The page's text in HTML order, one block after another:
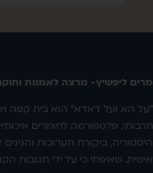
מרים ליפשיץ- מרצה לאמנות
"על הא ועל דאדא" הוא בית קפה
תרבותי, פלטפורמה לחומרים
היסטוריה, ביקורת תערוכות
אישית. שאיפתי כי על ידי תגובות